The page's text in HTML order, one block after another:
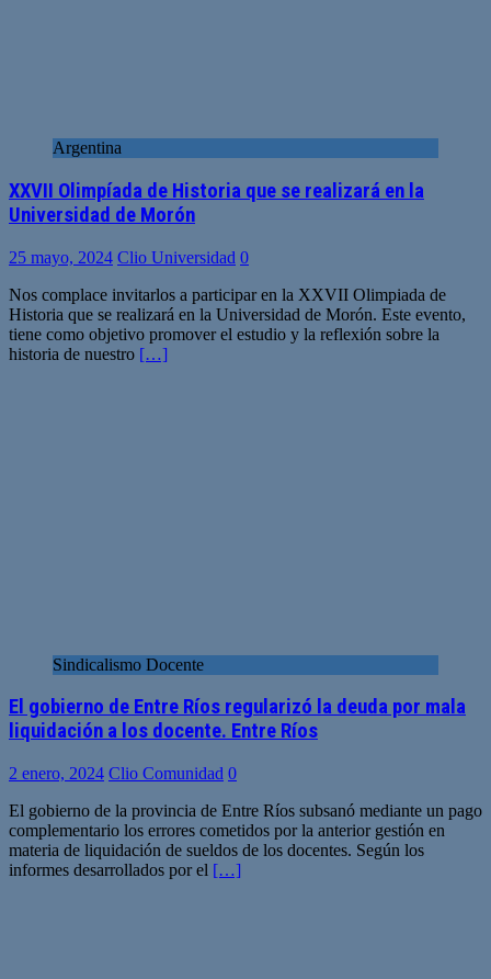
Argentina
XXVII Olimpíada de Historia que se realizará en la
Universidad de Morón
25 mayo, 2024 Clio Universidad 0
Nos complace invitarlos a participar en la XXVII Olimpiada de
Historia que se realizará en la Universidad de Morón. Este evento,
tiene como objetivo promover el estudio y la reflexión sobre la
historia de nuestro […]
Sindicalismo Docente
El gobierno de Entre Ríos regularizó la deuda por mala
liquidación a los docente. Entre Ríos
2 enero, 2024 Clio Comunidad 0
El gobierno de la provincia de Entre Ríos subsanó mediante un pago
complementario los errores cometidos por la anterior gestión en
materia de liquidación de sueldos de los docentes. Según los
informes desarrollados por el […]